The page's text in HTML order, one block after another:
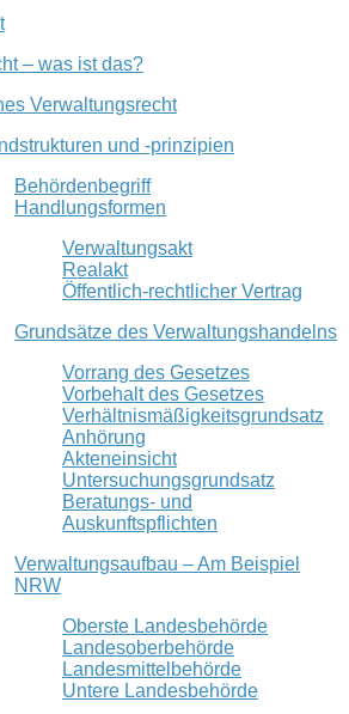
– was ist das?
Verwaltungsrecht
und -prinzipien
Behördenbegriff
Handlungsformen
Verwaltungsakt
Realakt
Öffentlich-rechtlicher Vertrag
Grundsätze des Verwaltungshandelns
Vorrang des Gesetzes
Vorbehalt des Gesetzes
Verhältnismäßigkeitsgrundsatz
Anhörung
Akteneinsicht
Untersuchungsgrundsatz
Beratungs- und
Auskunftspflichten
Verwaltungsaufbau – Am Beispiel
NRW
Oberste Landesbehörde
Landesoberbehörde
Landesmittelbehörde
Untere Landesbehörde